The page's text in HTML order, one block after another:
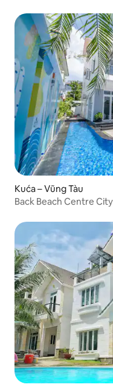
Kuća – Vũng Tàu
Back Beach Centre